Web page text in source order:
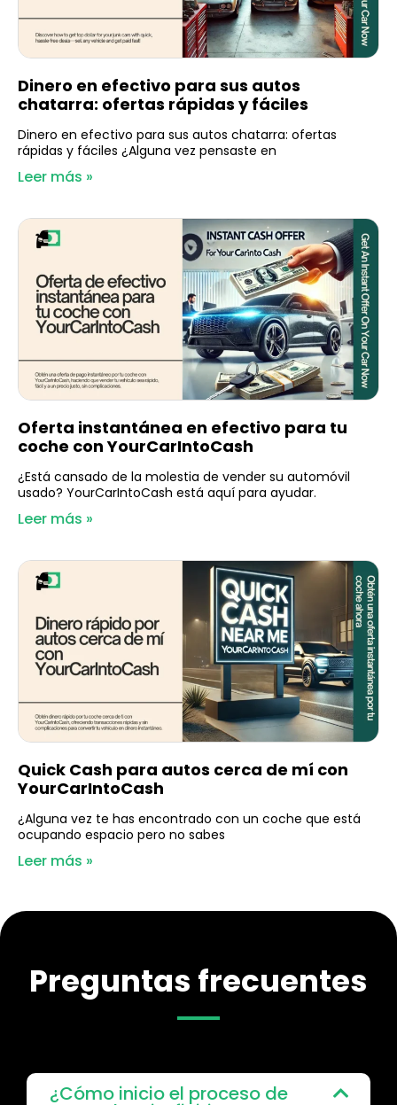
Dinero en efectivo para sus autos
chatarra: ofertas rápidas y fáciles
Dinero en efectivo para sus autos chatarra: ofertas
rápidas y fáciles ¿Alguna vez pensaste en
Leer más »
Oferta instantánea en efectivo para tu
coche con YourCarIntoCash
¿Está cansado de la molestia de vender su automóvil
usado? YourCarIntoCash está aquí para ayudar.
Leer más »
Quick Cash para autos cerca de mí con
YourCarIntoCash
¿Alguna vez te has encontrado con un coche que está
ocupando espacio pero no sabes
Leer más »
Preguntas frecuentes
¿Cómo inicio el proceso de